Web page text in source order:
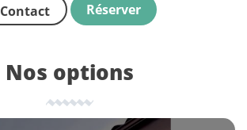
Contact Réserver
Nos options